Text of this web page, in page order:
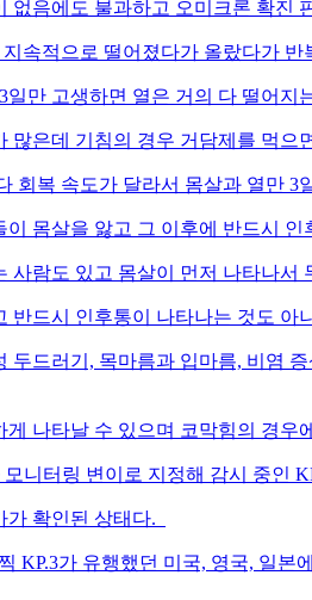
없음에도 불과하고 오미크론 확진
속적으로 떨어졌다가 올랐다가 반
일만 고생하면 열은 거의 다 떨어지
많은데 기침의 경우 거담제를 먹으
회복 속도가 달라서 몸살과 열만
이 몸살을 앓고 그 이후에 반드시
사람도 있고 몸살이 먼저 나타나서
반드시 인후통이 나타나는 것도 아
두드러기, 목마름과 입마름, 비염
게 나타날 수 있으며 코막힘의 경
니터링 변이로 지정해 감시 중인
가 확인된 상태다.
KP.3가 유행했던 미국, 영국, 일